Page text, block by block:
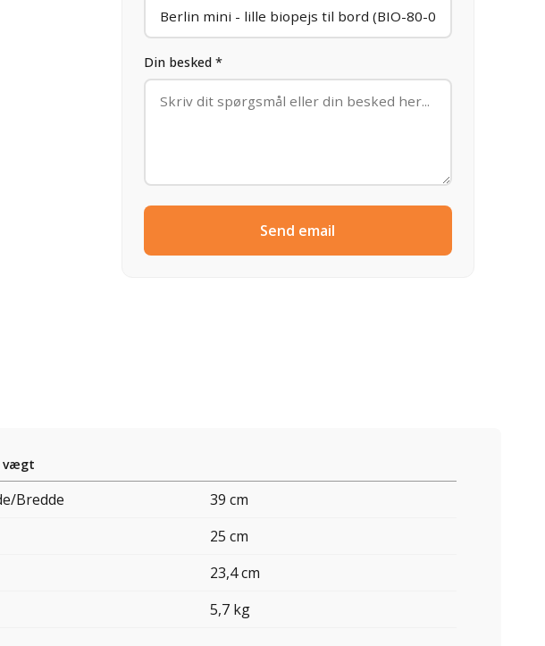
Din besked *
Send email
vægt
Bredde
39 cm
25 cm
23,4 cm
5,7 kg